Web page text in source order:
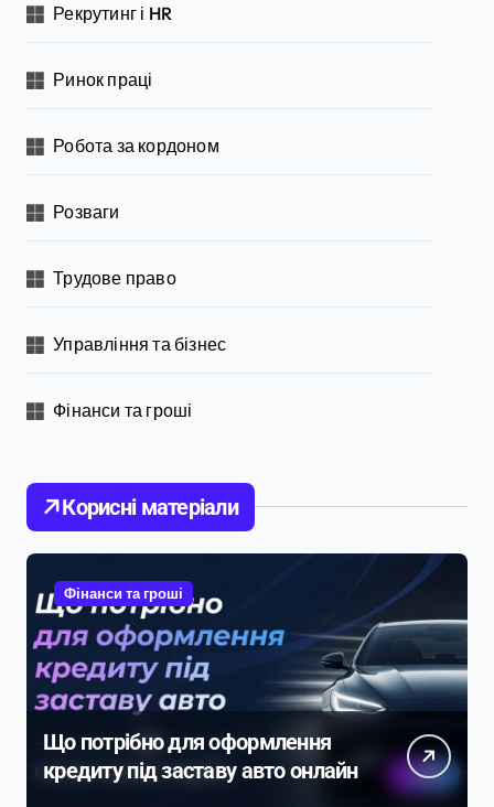
Рекрутинг і HR
Ринок праці
Робота за кордоном
Розваги
Трудове право
Управління та бізнес
Фінанси та гроші
Корисні матеріали
Фінанси та гроші
Що потрібно для оформлення
кредиту під заставу авто онлайн